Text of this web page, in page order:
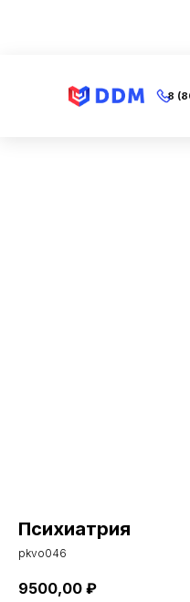
8
Психиатрия
pkvo046
9500,00 ₽